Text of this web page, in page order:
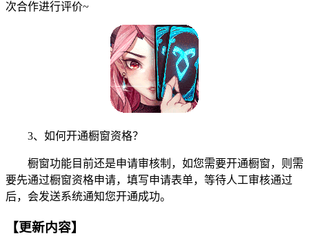
次合作进行评价~
3、如何开通橱窗资格？
橱窗功能目前还是申请审核制，如您需要开通橱窗，则需
要先通过橱窗资格申请，填写申请表单，等待人工审核通过
后，会发送系统通知您开通成功。
【更新内容】